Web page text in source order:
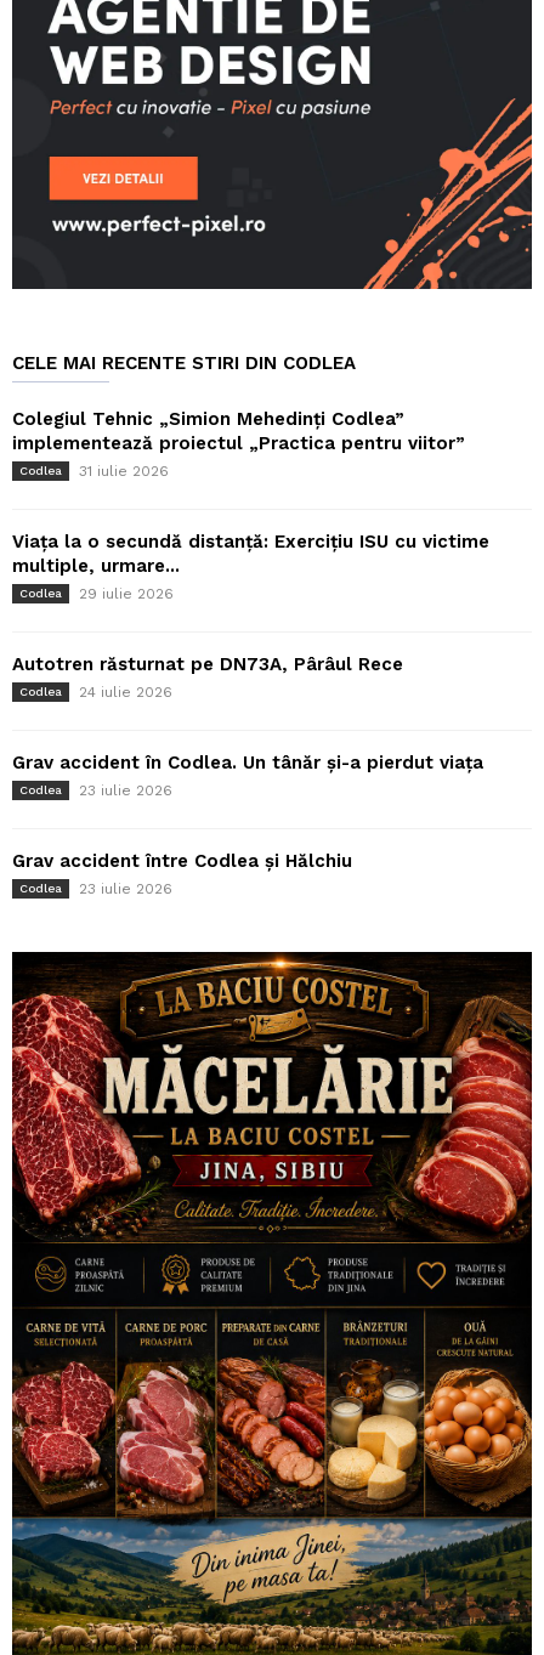
CELE MAI RECENTE STIRI DIN CODLEA
Colegiul Tehnic „Simion Mehedinți Codlea”
implementează proiectul „Practica pentru viitor”
Codlea 31 iulie 2026
Viața la o secundă distanță: Exercițiu ISU cu victime
multiple, urmare...
Codlea 29 iulie 2026
Autotren răsturnat pe DN73A, Pârâul Rece
Codlea 24 iulie 2026
Grav accident în Codlea. Un tânăr și-a pierdut viața
Codlea 23 iulie 2026
Grav accident între Codlea și Hălchiu
Codlea 23 iulie 2026